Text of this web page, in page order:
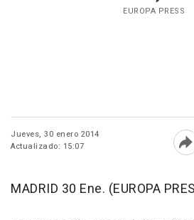
EUROPA PRESS
Jueves, 30 enero 2014
Actualizado: 15:07
MADRID 30 Ene. (EUROPA